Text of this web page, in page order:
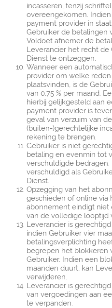
incasseren, tenzij
overeengekomen.
payment provider in
Gebruiker de betalingen
Voldoet afnemer de
Leverancier het recht
Dienst te ontzeggen.
Wanneer een
provider om welke
plaatsvinden, is de
van 0,75 % per maand.
hierbij gelijkgesteld aan
payment provider is
geval van verzuim van
(buiten-)gerechtelijke
rekening te brengen.
Gebruiker is niet
betaling en evenmin tot
verschuldigde
verschuldigd als
Dienst.
Opzegging van het
geschieden of online via
abonnement eindigt niet
van de volledige looptijd
Leverancier is
indien Gebruiker vier
betalingsverplichting
begrepen het blokkeren
Gebruiker. Indien een
maanden duurt, kan
verwijderen.
Leverancier is
van vergoedingen aan
te verpanden.